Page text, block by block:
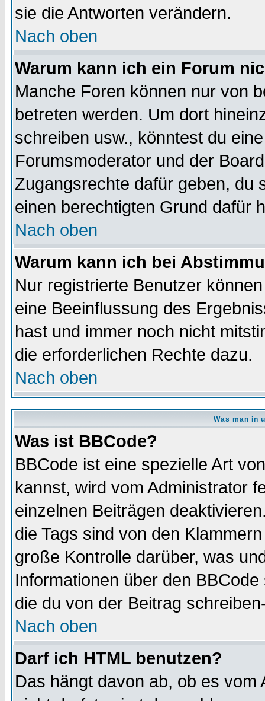
sie die Antworten verändern.
Nach oben
Warum kann ich ein Forum
Manche Foren können nur von
betreten werden. Um dort
schreiben usw., könntest du
Forumsmoderator und der
Zugangsrechte dafür geben, du
einen berechtigten Grund dafür
Nach oben
Warum kann ich bei
Nur registrierte Benutzer
eine Beeinflussung des
hast und immer noch nicht
die erforderlichen Rechte dazu.
Nach oben
Was man in
Was ist BBCode?
BBCode ist eine spezielle Art
kannst, wird vom Administrator
einzelnen Beiträgen
die Tags sind von den
große Kontrolle darüber, was
Informationen über den
die du von der Beitrag
Nach oben
Darf ich HTML benutzen?
Das hängt davon ab, ob es